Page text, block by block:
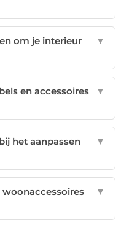
om je interieur
▼
en accessoires
▼
het aanpassen
▼
▼